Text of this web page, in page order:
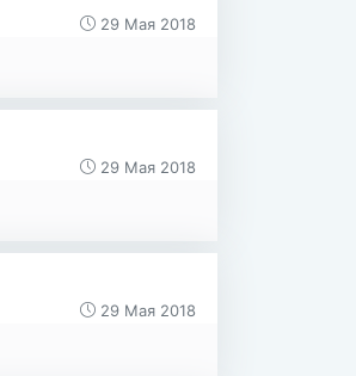
29 Мая 2018
29 Мая 2018
29 Мая 2018